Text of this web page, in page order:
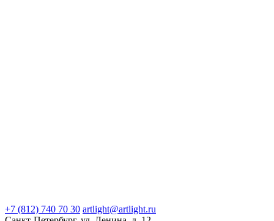
+7 (812) 740 70 30 artlight@artlight.ru